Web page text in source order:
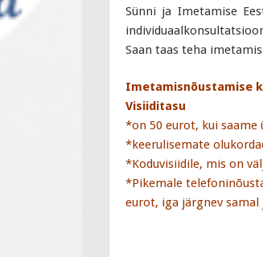
Sünni ja Imetamise
Saan taas teha
Imetamisnõustamise
Visiiditasu
*on 50 eurot, kui saame
*keerulisemate
*Koduvisiidile, mis on
*Pikemale
eurot, iga järgnev